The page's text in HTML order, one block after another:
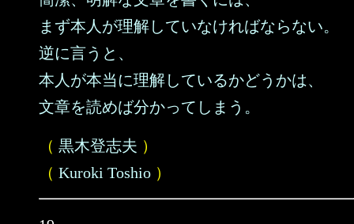
まず本人が理解していなければならない。
逆に言うと、
本人が本当に理解しているかどうかは、
文章を読めば分かってしまう。
（ 黒木登志夫 ）
（ Kuroki Toshio ）